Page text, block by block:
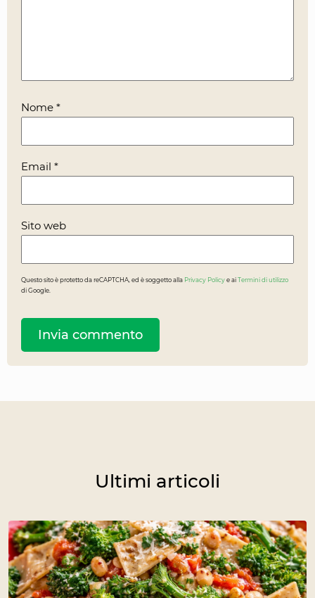
Nome *
Email *
Sito web
Questo sito è protetto da reCAPTCHA, ed è soggetto alla Privacy Policy e ai Termini di utilizzo
di Google.
Ultimi articoli